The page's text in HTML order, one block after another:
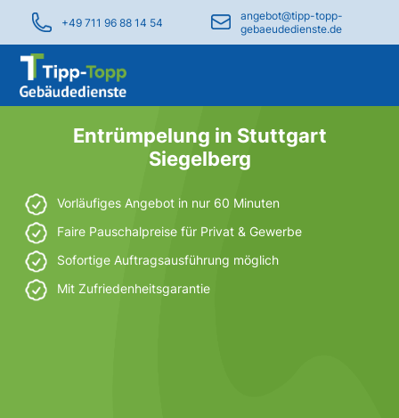
+49 711 96 88 14 54
angebot@tipp-topp-
gebaeudedienste.de
Entrümpelung in Stuttgart
Siegelberg
Vorläufiges Angebot in nur 60 Minuten
Faire Pauschalpreise für Privat & Gewerbe
Sofortige Auftragsausführung möglich
Mit Zufriedenheitsgarantie